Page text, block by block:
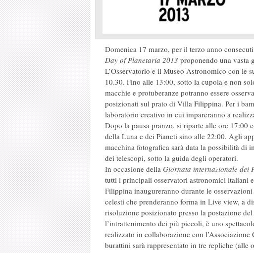
Domenica 17 marzo, per il terzo anno
Day of Planetaria 2013 proponendo una vasta
L’Osservatorio e il Museo Astronomico con le
10.30. Fino alle 13:00, sotto la cupola e non
macchie e protuberanze potranno essere
posizionati sul prato di Villa Filippina. Per i
laboratorio creativo in cui impareranno a
Dopo la pausa pranzo, si riparte alle ore 17:00
della Luna e dei Pianeti sino alle 22:00. Agli
macchina fotografica sarà data la possibilità di
dei telescopi, sotto la guida degli operatori.
In occasione della Giornata internazionale dei
tutti i principali osservatori astronomici italiani
Filippina inaugureranno durante le
celesti che prenderanno forma in Live view, a
risoluzione posizionato presso la postazione
l’intrattenimento dei più piccoli, è uno
realizzato in collaborazione con
burattini sarà rappresentato in tre repliche (alle